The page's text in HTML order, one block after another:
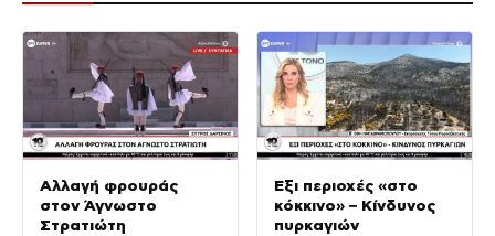
Αλλαγή φρουράς
στον Άγνωστο
Στρατιώτη
Έξι περιοχές «στο
κόκκινο» – Κίνδυνος
πυρκαγιών